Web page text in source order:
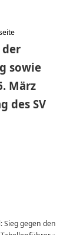
der
sowie
März
des SV
Sieg gegen den